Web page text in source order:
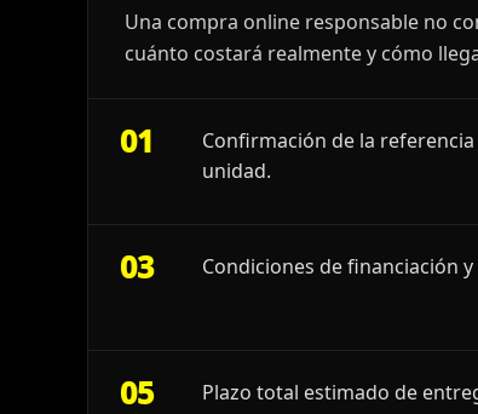
Una compra online responsable no
cuánto costará realmente y cómo
01
Confirmación de la
unidad.
03 Condiciones de financiación
05 Plazo total estimado de